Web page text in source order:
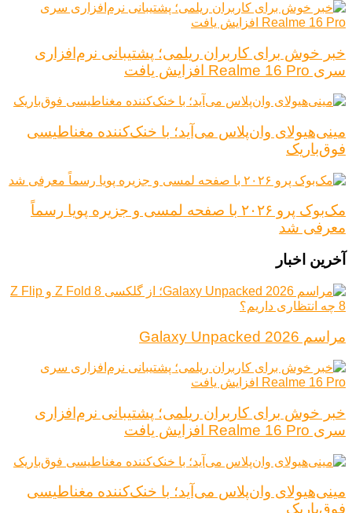
خبر خوش برای کاربران ریلمی؛ پشتیبانی نرم‌افزاری
سری Realme 16 Pro افزایش یافت
مینی‌هیولای وان‌پلاس می‌آید؛ با خنک‌کننده مغناطیسی
فوق‌باریک
مک‌بوک پرو ۲۰۲۶ با صفحه لمسی و جزیره پویا رسماً
معرفی شد
آخرین اخبار
مراسم Galaxy Unpacked 2026
خبر خوش برای کاربران ریلمی؛ پشتیبانی نرم‌افزاری
سری Realme 16 Pro افزایش یافت
مینی‌هیولای وان‌پلاس می‌آید؛ با خنک‌کننده مغناطیسی
فوق‌باریک